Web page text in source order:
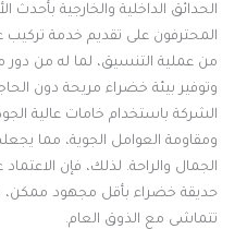
الحدائق الداخلية والخارجية
المحترفون على تقديم خدمة
من عملية التنسيق، لما له من
وتوفير بيئة خضراء مريحة دون
الشركة باستخدام خامات عالية
ومقاومة العوامل الجوية، مما
الجمال والراحة. لذلك، فإن
حديقة خضراء بأقل مجهود ممكن،
تتماشى مع الذوق العام.